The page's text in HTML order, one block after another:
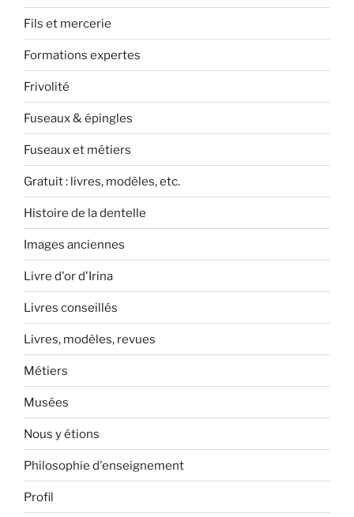
Fils et mercerie
Formations expertes
Frivolité
Fuseaux & épingles
Fuseaux et métiers
Gratuit : livres, modèles, etc.
Histoire de la dentelle
Images anciennes
Livre d'or d'Irina
Livres conseillés
Livres, modèles, revues
Métiers
Musées
Nous y étions
Philosophie d'enseignement
Profil